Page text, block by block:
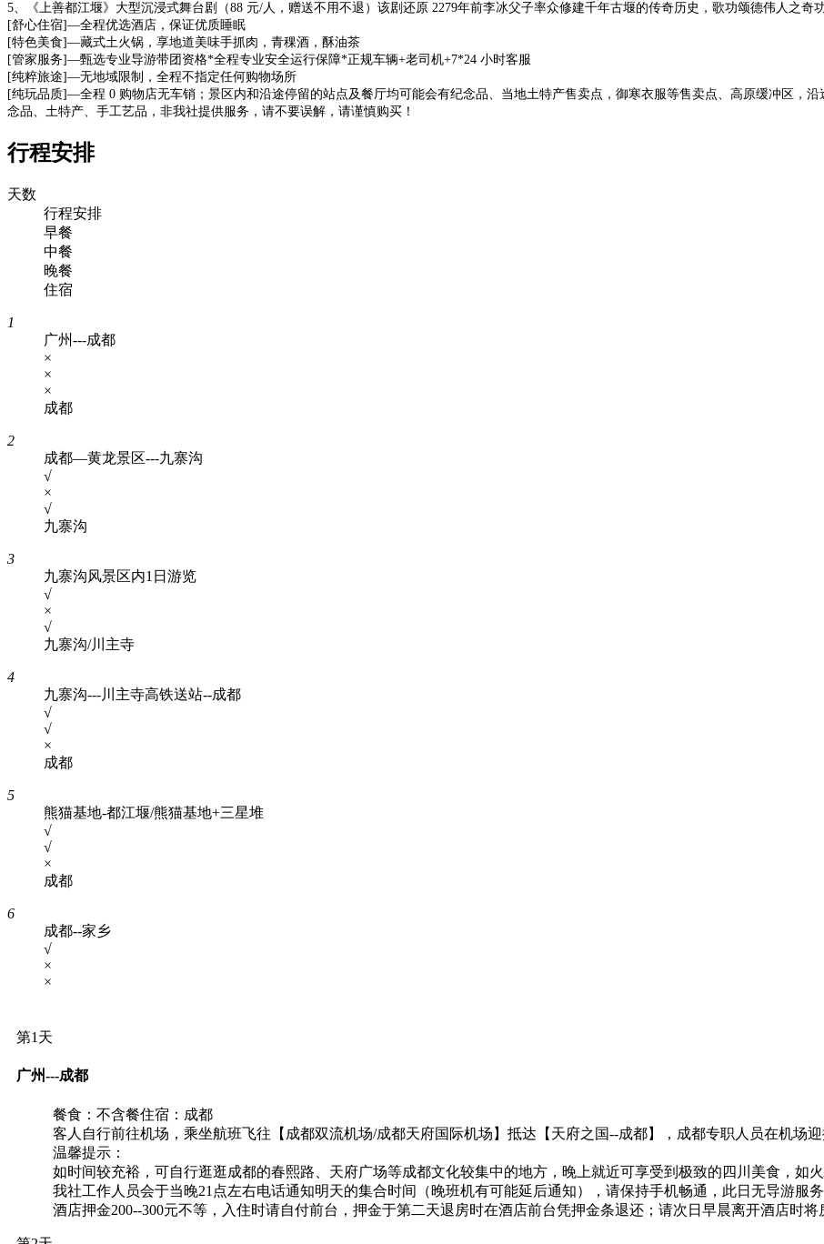
5、《上善都江堰》大型沉浸式舞台剧（88 元/人，赠送不用不退）该剧还原 2279年前李冰父子率众修建千年古堰的传奇历史，歌功颂德伟人之奇
[舒心住宿]—全程优选酒店，保证优质睡眠
[特色美食]—藏式土火锅，享地道美味手抓肉，青稞酒，酥油茶
[管家服务]—甄选专业导游带团资格*全程专业安全运行保障*正规车辆+老司机+7*24 小时客服
[纯粹旅途]—无地域限制，全程不指定任何购物场所
[纯玩品质]—全程 0 购物店无车销；景区内和沿途停留的站点及餐厅均可能会有纪念品、当地土特产售卖点，御寒衣服等售卖点、高原缓冲区，
念品、土特产、手工艺品，非我社提供服务，请不要误解，请谨慎购买！
行程安排
天数
行程安排
早餐
中餐
晚餐
住宿
1
广州---成都
×
×
×
成都
2
成都—黄龙景区---九寨沟
√
×
√
九寨沟
3
九寨沟风景区内1日游览
√
×
√
九寨沟/川主寺
4
九寨沟---川主寺高铁送站--成都
√
√
×
成都
5
熊猫基地-都江堰/熊猫基地+三星堆
√
√
×
成都
6
成都--家乡
√
×
×
第1天
广州---成都
餐食：不含餐住宿：成都
客人自行前往机场，乘坐航班飞往【成都双流机场/成都天府国际机场】抵达【天府之国--成都】，成都专职人员在机场迎
温馨提示：
如时间较充裕，可自行逛逛成都的春熙路、天府广场等成都文化较集中的地方，晚上就近可享受到极致的四川美食，如
我社工作人员会于当晚21点左右电话通知明天的集合时间（晚班机有可能延后通知），请保持手机畅通，此日无导游服务
酒店押金200--300元不等，入住时请自付前台，押金于第二天退房时在酒店前台凭押金条退还；请次日早晨离开酒店时